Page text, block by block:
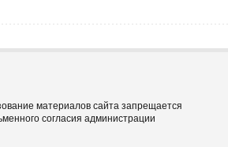
материалов сайта запрещается
согласия администрации